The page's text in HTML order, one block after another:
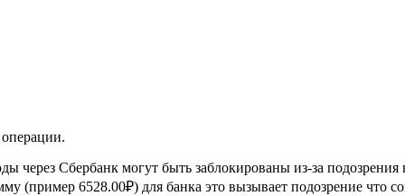
операции.
через Сбербанк могут быть заблокированы из-за
(пример 6528.00₽) для банка это вызывает подозрение что